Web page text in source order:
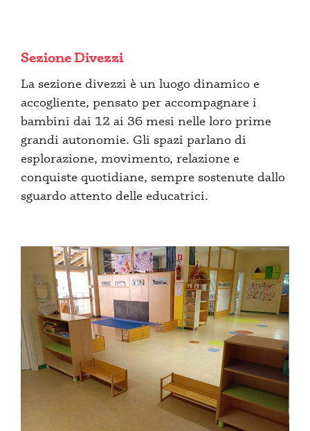
Sezione Divezzi
La sezione divezzi è un luogo dinamico e
accogliente, pensato per accompagnare i
bambini dai 12 ai 36 mesi nelle loro prime
grandi autonomie. Gli spazi parlano di
esplorazione, movimento, relazione e
conquiste quotidiane, sempre sostenute dallo
sguardo attento delle educatrici.